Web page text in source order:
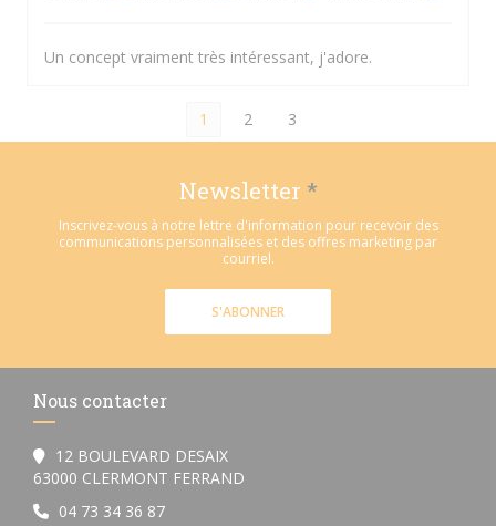
Un concept vraiment très intéressant, j'adore.
1 2 3
Newsletter *
Inscrivez-vous à notre lettre d'information pour recevoir des
communications personnalisées et des offres marketing par
courriel.
S'ABONNER
Nous contacter
12 BOULEVARD DESAIX
63000 CLERMONT FERRAND
04 73 34 36 87